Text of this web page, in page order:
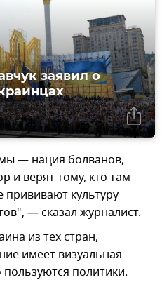
заявил о
— нация болванов,
и верят тому, кто там
прививают культуру
— сказал журналист.
из тех стран,
имеет визуальная
политики.